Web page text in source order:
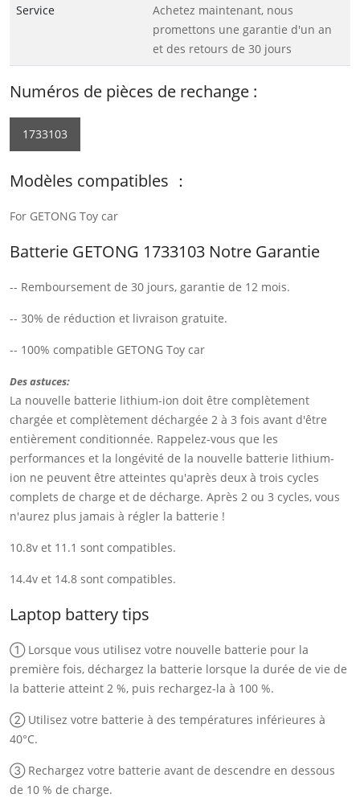
Service
Achetez maintenant, nous
promettons une garantie d'un an
et des retours de 30 jours
Numéros de pièces de rechange :
1733103
Modèles compatibles ：
For GETONG Toy car
Batterie GETONG 1733103 Notre Garantie
-- Remboursement de 30 jours, garantie de 12 mois.
-- 30% de réduction et livraison gratuite.
-- 100% compatible GETONG Toy car
Des astuces:
La nouvelle batterie lithium-ion doit être complètement
chargée et complètement déchargée 2 à 3 fois avant d'être
entièrement conditionnée. Rappelez-vous que les
performances et la longévité de la nouvelle batterie lithium-
ion ne peuvent être atteintes qu'après deux à trois cycles
complets de charge et de décharge. Après 2 ou 3 cycles, vous
n'aurez plus jamais à régler la batterie !
10.8v et 11.1 sont compatibles.
14.4v et 14.8 sont compatibles.
Laptop battery tips
① Lorsque vous utilisez votre nouvelle batterie pour la
première fois, déchargez la batterie lorsque la durée de vie de
la batterie atteint 2 %, puis rechargez-la à 100 %.
② Utilisez votre batterie à des températures inférieures à
40°C.
③ Rechargez votre batterie avant de descendre en dessous
de 10 % de charge.